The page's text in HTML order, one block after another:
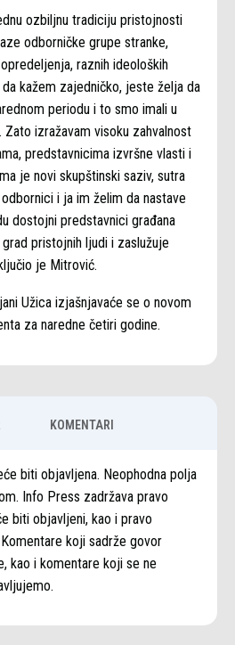
ozbiljnu tradiciju pristojnosti
odborničke grupe stranke,
raznih ideoloških
kažem zajedničko, jeste želja da
periodu i to smo imali u
izražavam visoku zahvalnost
predstavnicima izvršne vlasti i
je novi skupštinski saziv, sutra
i ja im želim da nastave
dostojni predstavnici građana
pristojnih ljudi i zaslužuje
je Mitrović.
Užica izjašnjavaće se o novom
za naredne četiri godine.
KOMENTARI
biti objavljena. Neophodna polja
Info Press zadržava pravo
biti objavljeni, kao i pravo
koji sadrže govor
kao i komentare koji se ne